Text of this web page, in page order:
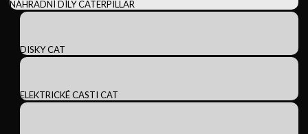
NÁHRADNÍ DÍLY CATERPILLAR
DISKY CAT
ELEKTRICKÉ CASTI CAT